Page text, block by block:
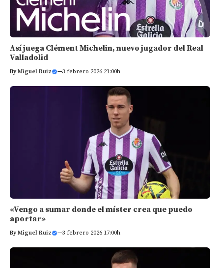
Así juega Clément Michelin, nuevo jugador del Real
Valladolid
ByMiguel Ruiz —3 febrero 2026 21:00h
«Vengo a sumar donde el míster crea que puedo
aportar»
ByMiguel Ruiz —3 febrero 2026 17:00h